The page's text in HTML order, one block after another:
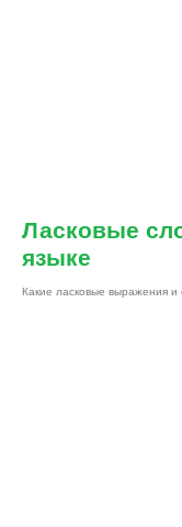
Ласковые
языке
Какие ласковые выражения